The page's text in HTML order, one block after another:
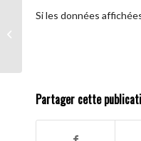
Si les données
Partager cette